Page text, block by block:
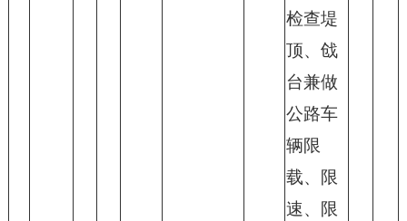
检查堤
顶、戗
台兼做
公路车
辆限
载、限
速、限